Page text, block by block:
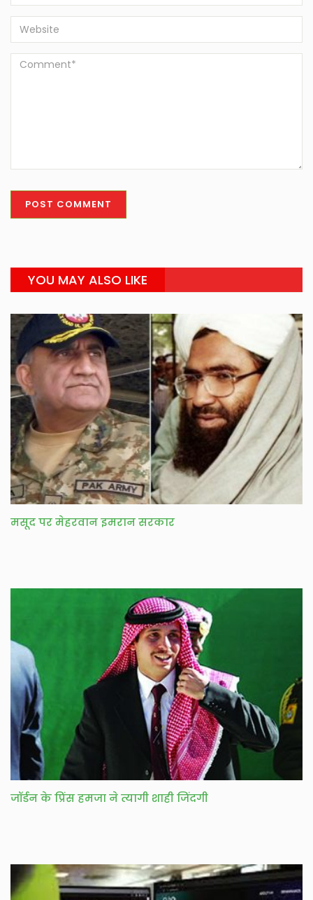
YOU MAY ALSO LIKE
मसूद पर मेहरवान इमरान सरकार
जॉर्डन के प्रिंस हमजा ने त्यागी शाही जिंदगी